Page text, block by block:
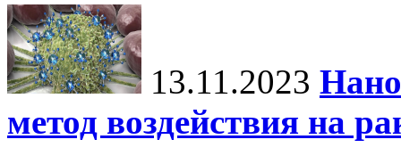
13.11.2023
метод воздействия на